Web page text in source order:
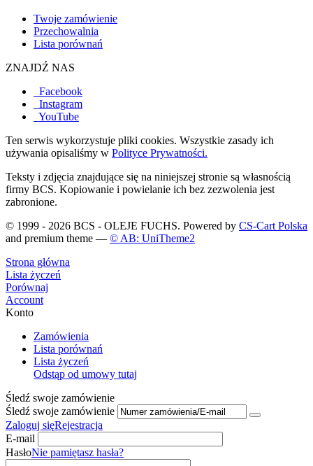
Twoje zamówienie
Przechowalnia
Lista porównań
ZNAJDŹ NAS
Facebook
Instagram
YouTube
Ten serwis wykorzystuje pliki cookies. Wszystkie zasady ich
używania opisaliśmy w Polityce Prywatności.
Teksty i zdjęcia znajdujące się na niniejszej stronie są własnością
firmy BCS. Kopiowanie i powielanie ich bez zezwolenia jest
zabronione.
© 1999 - 2026 BCS - OLEJE FUCHS. Powered by CS-Cart Polska
and premium theme — © AB: UniTheme2
Strona główna
Lista życzeń
Porównaj
Account
Konto
Zamówienia
Lista porównań
Lista życzeń
Odstąp od umowy tutaj
Śledź swoje zamówienie
Śledź swoje zamówienie
Zaloguj sięRejestracja
E-mail
HasłoNie pamiętasz hasła?